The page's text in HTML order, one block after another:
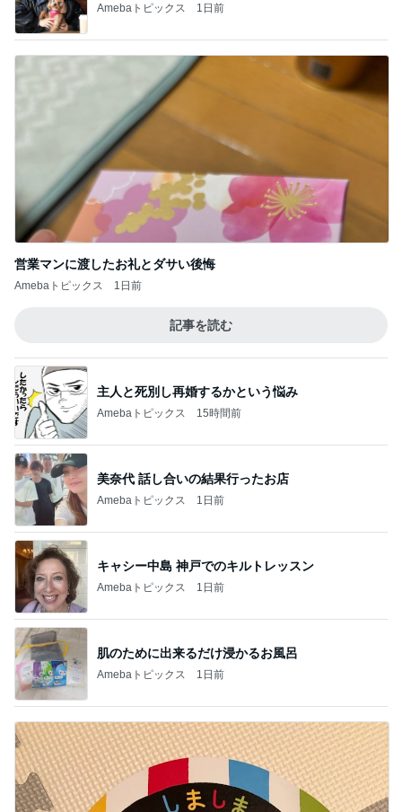
Amebaトピックス 1日前
営業マンに渡したお礼とダサい後悔
Amebaトピックス 1日前
記事を読む
主人と死別し再婚するかという悩み
Amebaトピックス 15時間前
美奈代 話し合いの結果行ったお店
Amebaトピックス 1日前
キャシー中島 神戸でのキルトレッスン
Amebaトピックス 1日前
肌のために出来るだけ浸かるお風呂
Amebaトピックス 1日前